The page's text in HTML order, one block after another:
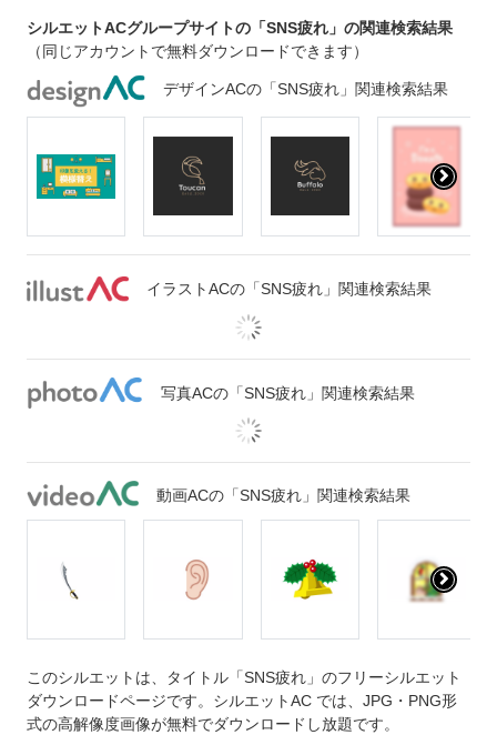
シルエットACグループサイトの「SNS疲れ」の関連検索結果
（同じアカウントで無料ダウンロードできます）
デザインACの「SNS疲れ」関連検索結果
イラストACの「SNS疲れ」関連検索結果
写真ACの「SNS疲れ」関連検索結果
動画ACの「SNS疲れ」関連検索結果
このシルエットは、タイトル「SNS疲れ」のフリーシルエット
ダウンロードページです。シルエットAC では、JPG・PNG形
式の高解像度画像が無料でダウンロードし放題です。